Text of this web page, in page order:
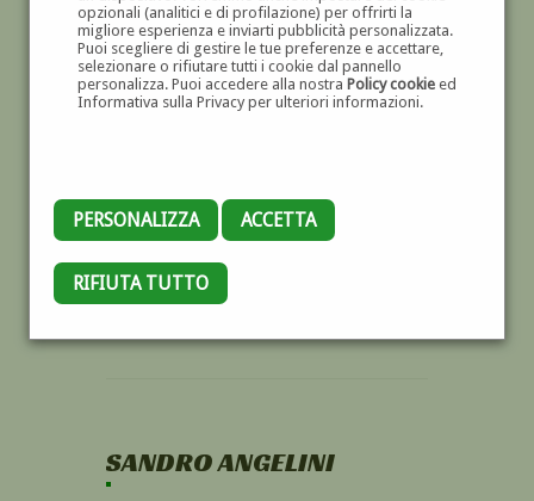
opzionali (analitici e di profilazione) per offrirti la
migliore esperienza e inviarti pubblicità personalizzata.
Puoi scegliere di gestire le tue preferenze e accettare,
selezionare o rifiutare tutti i cookie dal pannello
personalizza. Puoi accedere alla nostra Policy cookieed
Informativa sulla Privacy per ulteriori informazioni.
PERSONALIZZA ACCETTA
RIFIUTA TUTTO
SANDRO ANGELINI